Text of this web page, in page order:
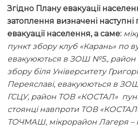
Згідно Плану евакуації
затоплення визначені
евакуації населення, а саме:
пункт збору клуб «Карань» по
евакуюються в ЗОШ №5., район
збору біля Університету
Переяславі, евакуюються в
ГСЦУ, район ТОВ «КОСТАЛ»
стоянці навпроти ТОВ
ТОЧМАШ, мікрорайон Лагеря –